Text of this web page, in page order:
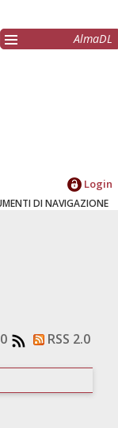
AlmaDL
Login
DI NAVIGAZIONE
RSS 2.0